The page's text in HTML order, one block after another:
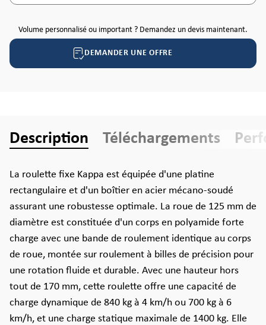
Volume personnalisé ou important ? Demandez un devis maintenant.
DEMANDER UNE OFFRE
Description Téléchargements
La roulette fixe Kappa est équipée d'une platine
rectangulaire et d'un boîtier en acier mécano-soudé
assurant une robustesse optimale. La roue de 125 mm de
diamètre est constituée d'un corps en polyamide forte
charge avec une bande de roulement identique au corps
de roue, montée sur roulement à billes de précision pour
une rotation fluide et durable. Avec une hauteur hors
tout de 170 mm, cette roulette offre une capacité de
charge dynamique de 840 kg à 4 km/h ou 700 kg à 6
km/h, et une charge statique maximale de 1400 kg. Elle